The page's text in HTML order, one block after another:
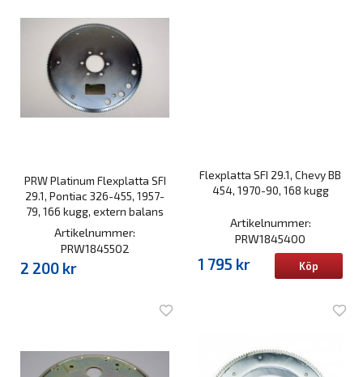
PRW Platinum Flexplatta SFI
29.1, Pontiac 326-455, 1957-
79, 166 kugg, extern balans
Artikelnummer:
PRW1845502
2 200 kr
Flexplatta SFI 29.1, Chevy BB
454, 1970-90, 168 kugg
Artikelnummer:
PRW1845400
1 795 kr Köp